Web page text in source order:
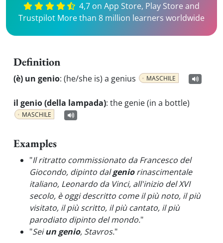
4,7 on App Store, Play Store and
Trustpilot More than 8 million learners worldwide
Definition
(è) un genio: (he/she is) a genius MASCHILE
il genio (della lampada): the genie (in a bottle)
MASCHILE
Examples
"Il ritratto commissionato da Francesco del
Giocondo, dipinto dalgeniorinascimentale
italiano, Leonardo da Vinci, all'inizio del XVI
secolo, è oggi descritto come il più noto, il più
visitato, il più scritto, il più cantato, il più
parodiato dipinto del mondo."
"Seiun genio, Stavros."